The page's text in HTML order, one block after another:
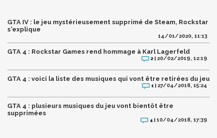
GTA IV : le jeu mystérieusement supprimé de Steam, Rockstar
s'explique
14/01/2020, 11:13
GTA 4 : Rockstar Games rend hommage à Karl Lagerfeld
2 | 20/02/2019, 12:19
GTA 4 : voici la liste des musiques qui vont être retirées du jeu
1 | 27/04/2018, 15:24
GTA 4 : plusieurs musiques du jeu vont bientôt être
supprimées
4 | 10/04/2018, 17:39